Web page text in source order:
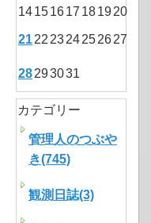
14151617 181920
2122 2324252627
28293031
カテゴリー
管理人のつぶや
き(745)
観測日誌(3)